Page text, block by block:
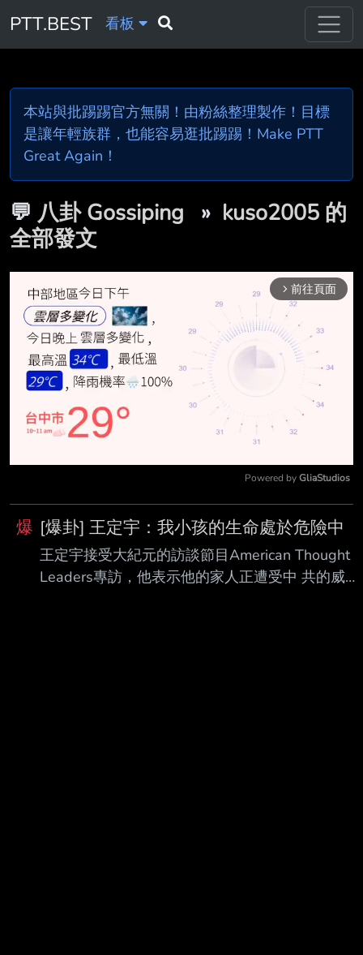
PTT.BEST 看板
本站與批踢踢官方無關！由粉絲整理製作！目標
是讓年輕族群，也能容易逛批踢踢！Make PTT
Great Again！
💬 八卦 Gossiping » kuso2005 的
全部發文
arrow_forward_ios 前往頁面
Powered by GliaStudios
爆 [爆卦] 王定宇：我小孩的生命處於危險中
王定宇接受大紀元的訪談節目American Thought
Leaders專訪，他表示他的家人正遭受中 共的威